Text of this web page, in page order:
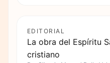
EDITORIAL
La obra del Espíritu
cristiano